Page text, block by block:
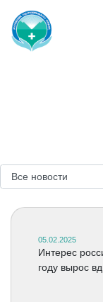
05.02.2025
Интерес
году вырос